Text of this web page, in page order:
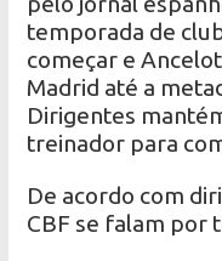
temporada de
começar e
Madrid até a
Dirigentes
treinador para
De acordo com
CBF se falam por